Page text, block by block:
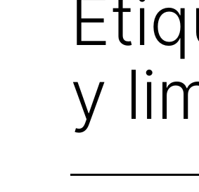
y